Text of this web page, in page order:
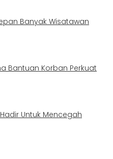
Banyak Wisatawan
Bantuan Korban Perkuat
Untuk Mencegah